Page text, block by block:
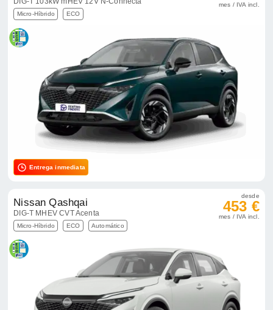
Micro-Híbrido ECO
mes / IVA incl.
Entrega inmediata
Nissan Qashqai
DIG-T MHEV CVT Acenta
Micro-Híbrido ECO Automático
desde
453 €
mes / IVA incl.